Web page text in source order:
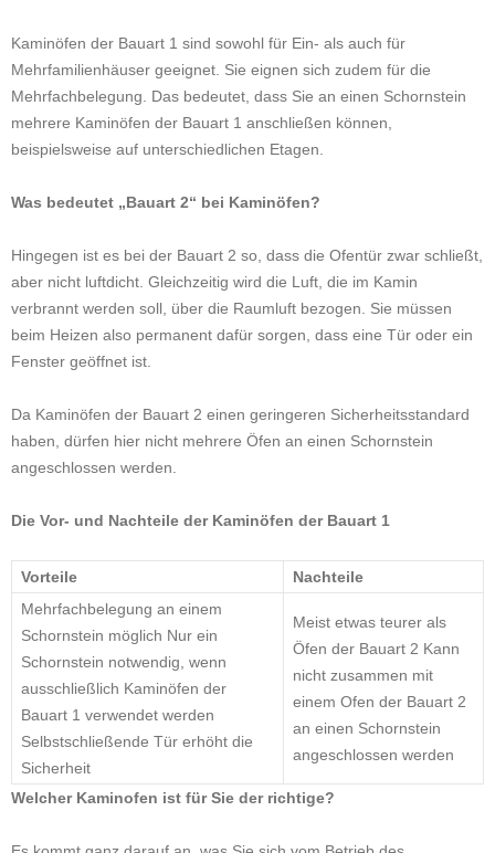
Kaminöfen der Bauart 1 sind sowohl für Ein- als auch für
Mehrfamilienhäuser geeignet. Sie eignen sich zudem für die
Mehrfachbelegung. Das bedeutet, dass Sie an einen Schornstein
mehrere Kaminöfen der Bauart 1 anschließen können,
beispielsweise auf unterschiedlichen Etagen.
Was bedeutet „Bauart 2“ bei Kaminöfen?
Hingegen ist es bei der Bauart 2 so, dass die Ofentür zwar schließt,
aber nicht luftdicht. Gleichzeitig wird die Luft, die im Kamin
verbrannt werden soll, über die Raumluft bezogen. Sie müssen
beim Heizen also permanent dafür sorgen, dass eine Tür oder ein
Fenster geöffnet ist.
Da Kaminöfen der Bauart 2 einen geringeren Sicherheitsstandard
haben, dürfen hier nicht mehrere Öfen an einen Schornstein
angeschlossen werden.
Die Vor- und Nachteile der Kaminöfen der Bauart 1
Vorteile
Nachteile
Mehrfachbelegung an einem
Schornstein möglich Nur ein
Schornstein notwendig, wenn
ausschließlich Kaminöfen der
Bauart 1 verwendet werden
Selbstschließende Tür erhöht die
Sicherheit
Meist etwas teurer als
Öfen der Bauart 2 Kann
nicht zusammen mit
einem Ofen der Bauart 2
an einen Schornstein
angeschlossen werden
Welcher Kaminofen ist für Sie der richtige?